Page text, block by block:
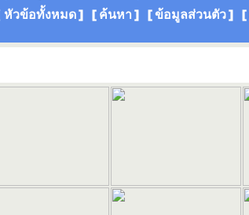
หัวข้อทั้งหมด] [ ค้นหา ] [ข้อมูลส่วนตัว] [